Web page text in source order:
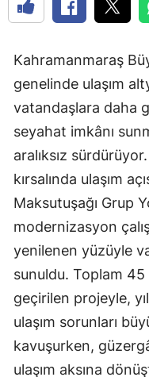
Kahramanmaraş
genelinde ulaşım
vatandaşlara daha
seyahat imkânı
aralıksız
kırsalında ulaşım
Maksutuşağı Grup
modernizasyon
yenilenen yüzüyle
sunuldu. Toplam 45
geçirilen projeyle,
ulaşım sorunları
kavuşurken,
ulaşım aksına